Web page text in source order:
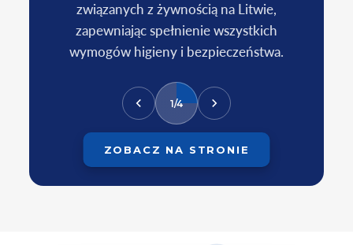
związanych z żywnością na Litwie,
zapewniając spełnienie wszystkich
wymogów higieny i bezpieczeństwa.
1/4
ZOBACZ NA STRONIE